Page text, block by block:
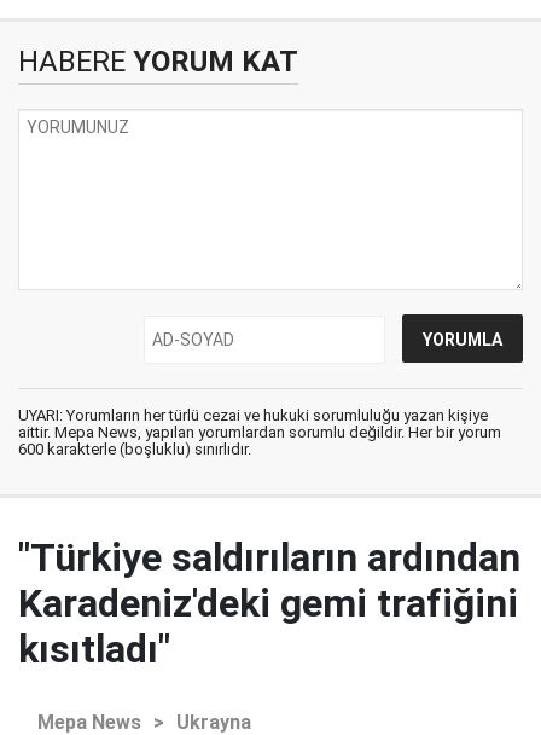
HABERE YORUM KAT
UYARI: Yorumların her türlü cezai ve hukuki sorumluluğu yazan kişiye
aittir. Mepa News, yapılan yorumlardan sorumlu değildir. Her bir yorum
600 karakterle (boşluklu) sınırlıdır.
"Türkiye saldırıların ardından
Karadeniz'deki gemi trafiğini
kısıtladı"
Mepa News > Ukrayna